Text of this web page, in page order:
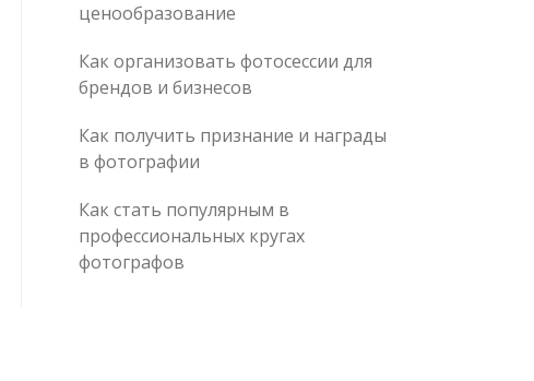
ценообразование
Как организовать фотосессии для
брендов и бизнесов
Как получить признание и награды
в фотографии
Как стать популярным в
профессиональных кругах
фотографов